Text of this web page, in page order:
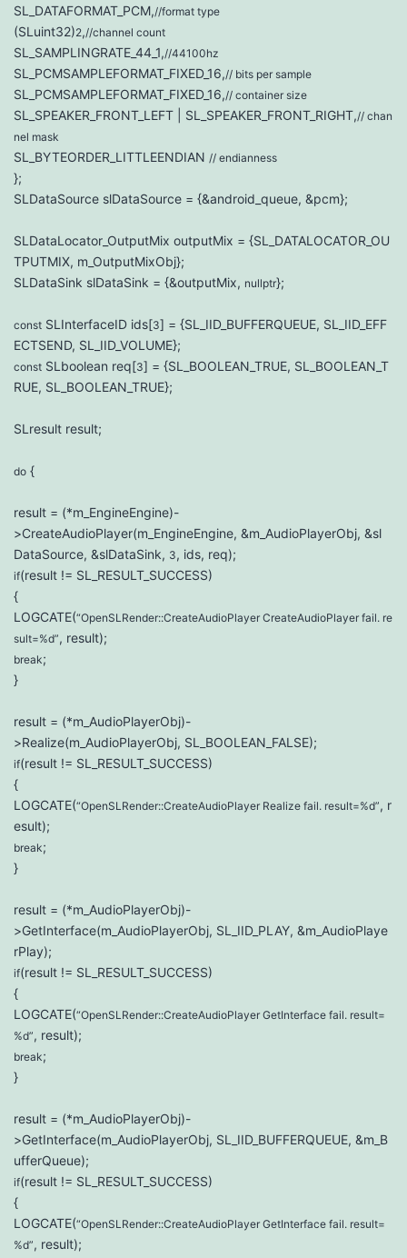
SL_DATAFORMAT_PCM,//format type
(SLuint32)2,//channel count
SL_SAMPLINGRATE_44_1,//44100hz
SL_PCMSAMPLEFORMAT_FIXED_16,// bits per sample
SL_PCMSAMPLEFORMAT_FIXED_16,// container size
SL_SPEAKER_FRONT_LEFT | SL_SPEAKER_FRONT_RIGHT,// chan
nel mask
SL_BYTEORDER_LITTLEENDIAN // endianness
};
SLDataSource slDataSource = {&android_queue, &pcm};
SLDataLocator_OutputMix outputMix = {SL_DATALOCATOR_OU
TPUTMIX, m_OutputMixObj};
SLDataSink slDataSink = {&outputMix, nullptr};
const SLInterfaceID ids[3] = {SL_IID_BUFFERQUEUE, SL_IID_EFF
ECTSEND, SL_IID_VOLUME};
const SLboolean req[3] = {SL_BOOLEAN_TRUE, SL_BOOLEAN_T
RUE, SL_BOOLEAN_TRUE};
SLresult result;
do {
result = (*m_EngineEngine)-
>CreateAudioPlayer(m_EngineEngine, &m_AudioPlayerObj, &sl
DataSource, &slDataSink, 3, ids, req);
if(result != SL_RESULT_SUCCESS)
{
LOGCATE(“OpenSLRender::CreateAudioPlayer CreateAudioPlayer fail. re
sult=%d”, result);
break;
}
result = (*m_AudioPlayerObj)-
>Realize(m_AudioPlayerObj, SL_BOOLEAN_FALSE);
if(result != SL_RESULT_SUCCESS)
{
LOGCATE(“OpenSLRender::CreateAudioPlayer Realize fail. result=%d”, r
esult);
break;
}
result = (*m_AudioPlayerObj)-
>GetInterface(m_AudioPlayerObj, SL_IID_PLAY, &m_AudioPlaye
rPlay);
if(result != SL_RESULT_SUCCESS)
{
LOGCATE(“OpenSLRender::CreateAudioPlayer GetInterface fail. result=
%d”, result);
break;
}
result = (*m_AudioPlayerObj)-
>GetInterface(m_AudioPlayerObj, SL_IID_BUFFERQUEUE, &m_B
ufferQueue);
if(result != SL_RESULT_SUCCESS)
{
LOGCATE(“OpenSLRender::CreateAudioPlayer GetInterface fail. result=
%d”, result);